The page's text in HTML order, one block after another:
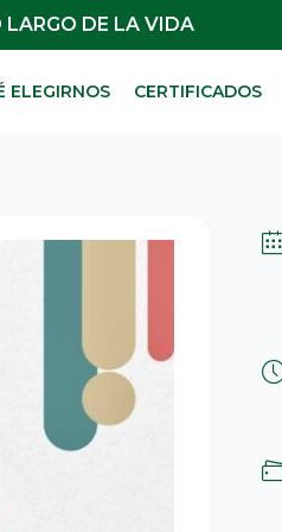
DE LA VIDA
ELEGIRNOS CERTIFICADOS